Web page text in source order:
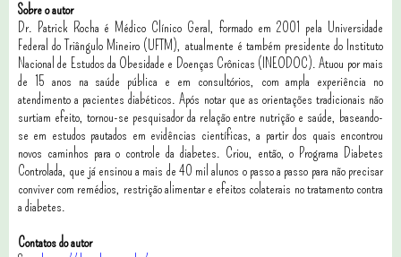
Sobre o autor
Dr. Patrick Rocha é Médico Clínico Geral, formado em 2001 pela Universidade
Federal do Triângulo Mineiro (UFTM), atualmente é também presidente do Instituto
Nacional de Estudos da Obesidade e Doenças Crônicas (INEODOC). Atuou por mais
de 15 anos na saúde pública e em consultórios, com ampla experiência no
atendimento a pacientes diabéticos. Após notar que as orientações tradicionais não
surtiam efeito, tornou-se pesquisador da relação entre nutrição e saúde, baseando-
se em estudos pautados em evidências científicas, a partir dos quais encontrou
novos caminhos para o controle da diabetes. Criou, então, o Programa Diabetes
Controlada, que já ensinou a mais de 40 mil alunos o passo a passo para não precisar
conviver com remédios, restrição alimentar e efeitos colaterais no tratamento contra
a diabetes.
Contatos do autor